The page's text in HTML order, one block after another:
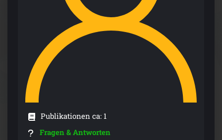
Publikationen ca: 1
Fragen & Antworten